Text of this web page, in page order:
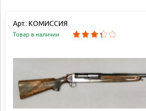
Арт.: КОМИССИЯ
Товар в наличии